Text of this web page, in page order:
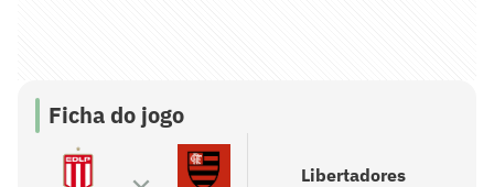
Ficha do jogo
Libertadores